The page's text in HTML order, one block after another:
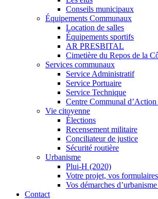
Conseils municipaux
Équipements Communaux
Location de salles
Équipements sportifs
AR PRESBITAL
Cimetière du Repos de la
Services communaux
Service Administratif
Service Portuaire
Service Technique
Centre Communal d’Action
Vie citoyenne
Élections
Recensement militaire
Conciliateur de justice
Sécurité routière
Urbanisme
Plui-H (2020)
Votre projet, vos formulaires
Vos démarches
Contact